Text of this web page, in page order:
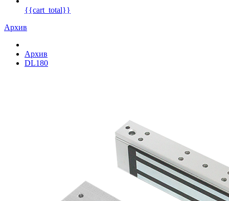
{{cart_total}}
Архив
Архив
DL180